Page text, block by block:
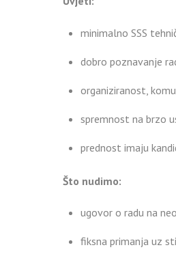
minimalno SSS
dobro poznavanje
organiziranost,
spremnost na brzo
prednost imaju
Što nudimo:
ugovor o radu na
fiksna primanja uz